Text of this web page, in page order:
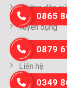
Hướng dẫn
Tuyển dụng
Thông tin
Liên hệ
0865
0879
0349